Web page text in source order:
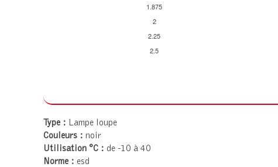
1.875
2
2.25
2.5
Type : Lampe loupe
Couleurs : noir
Utilisation °C : de -10 à 40
Norme : esd